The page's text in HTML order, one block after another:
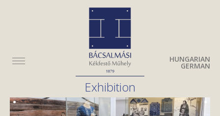
HUNGARIAN
GERMAN
Exhibition